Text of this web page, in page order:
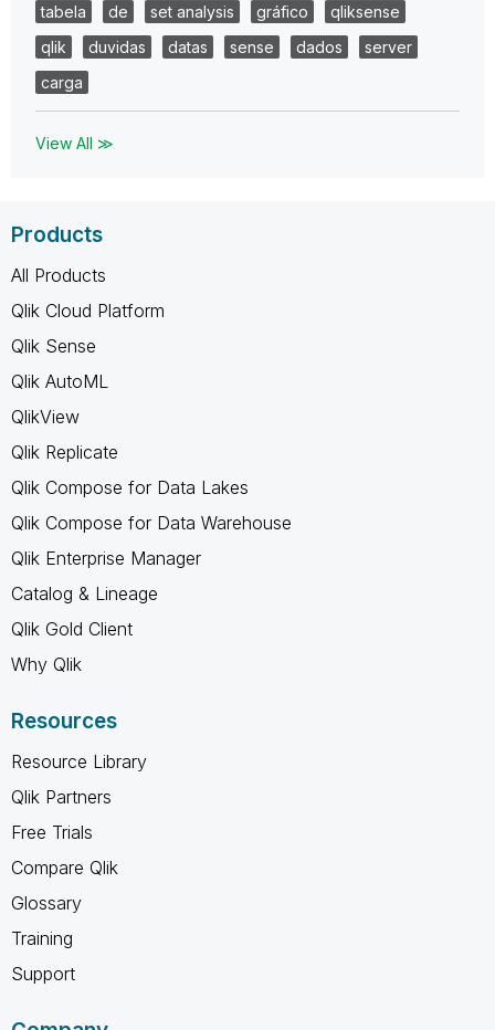
tabela
de set analysis gráfico
qliksense
qlik
duvidas datas sense dados
server
carga
View All ≫
Products
All Products
Qlik Cloud Platform
Qlik Sense
Qlik AutoML
QlikView
Qlik Replicate
Qlik Compose for Data Lakes
Qlik Compose for Data Warehouse
Qlik Enterprise Manager
Catalog & Lineage
Qlik Gold Client
Why Qlik
Resources
Resource Library
Qlik Partners
Free Trials
Compare Qlik
Glossary
Training
Support